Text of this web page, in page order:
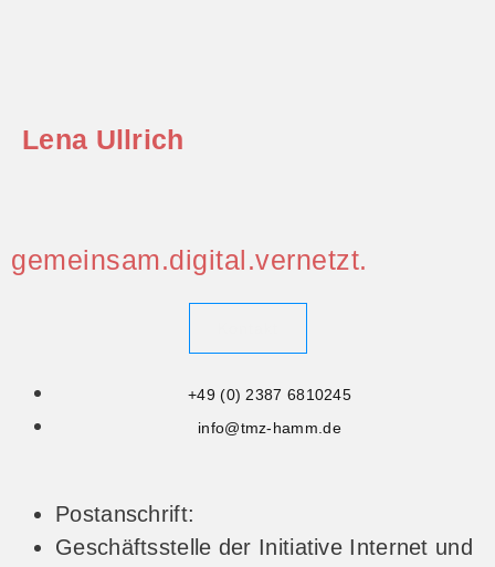
Lena Ullrich
gemeinsam.digital.vernetzt.
+49 (0) 2387 6810245
info@tmz-hamm.de
Postanschrift:
Geschäftsstelle der Initiative Internet und